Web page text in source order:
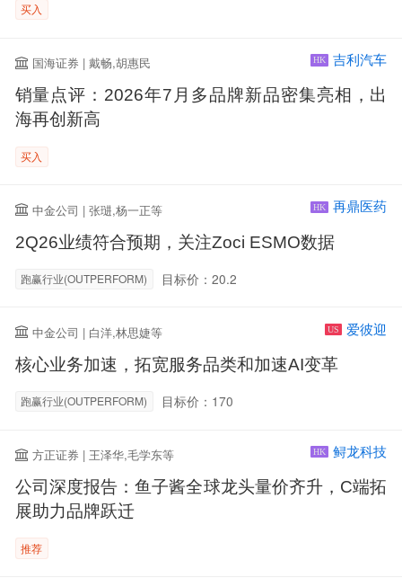
买入
国海证券 | 戴畅,胡惠民 HK 吉利汽车
销量点评：2026年7月多品牌新品密集亮相，出
海再创新高
买入
中金公司 | 张琎,杨一正等 HK 再鼎医药
2Q26业绩符合预期，关注Zoci ESMO数据
跑赢行业(OUTPERFORM) 目标价：20.2
中金公司 | 白洋,林思婕等 US 爱彼迎
核心业务加速，拓宽服务品类和加速AI变革
跑赢行业(OUTPERFORM) 目标价：170
方正证券 | 王泽华,毛学东等 HK 鲟龙科技
公司深度报告：鱼子酱全球龙头量价齐升，C端拓
展助力品牌跃迁
推荐